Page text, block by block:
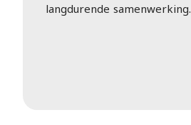
langdurende samenwerking.